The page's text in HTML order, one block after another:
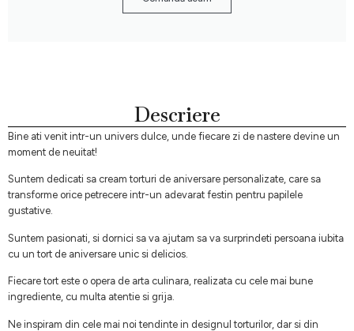
Descriere
Bine ati venit intr-un univers dulce, unde fiecare zi de nastere devine un
moment de neuitat!
Suntem dedicati sa cream torturi de aniversare personalizate, care sa
transforme orice petrecere intr-un adevarat festin pentru papilele
gustative.
Suntem pasionati, si dornici sa va ajutam sa va surprindeti persoana iubita
cu un tort de aniversare unic si delicios.
Fiecare tort este o opera de arta culinara, realizata cu cele mai bune
ingrediente, cu multa atentie si grija.
Ne inspiram din cele mai noi tendinte in designul torturilor, dar si din